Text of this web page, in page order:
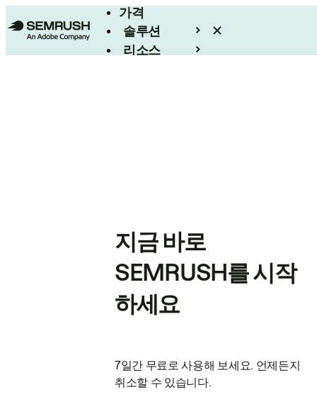
가격
솔루션
리소스
지금 바로
SEMRUSH를 시작
하세요
7일간 무료로 사용해 보세요. 언제든지
취소할 수 있습니다.